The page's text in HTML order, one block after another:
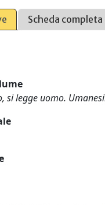
Scheda completa
si legge uomo.